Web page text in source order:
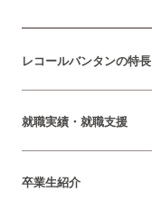
レコールバンタンの特長
就職実績・就職支援
卒業生紹介